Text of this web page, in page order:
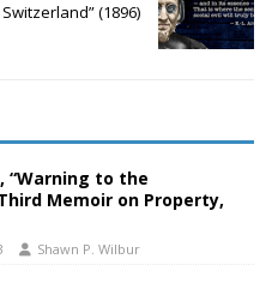
(1896)
“Warning to the
Memoir on Property,
Shawn P. Wilbur